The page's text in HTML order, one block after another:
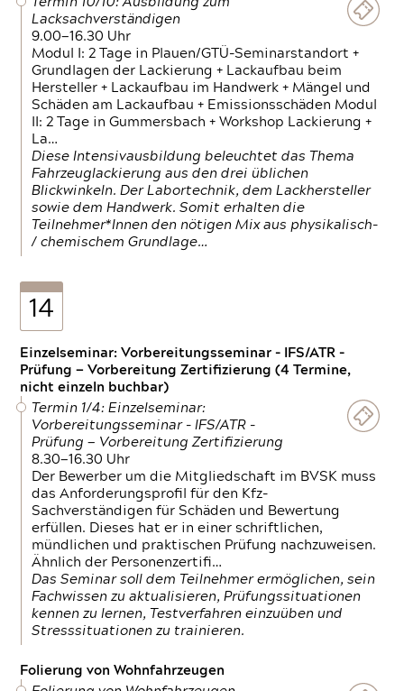
Lacksachverständigen
9.00—16.30 Uhr
Modul I: 2 Tage in Plauen/GTÜ-Seminarstandort +
Grundlagen der Lackierung + Lackaufbau beim
Hersteller + Lackaufbau im Handwerk + Mängel und
Schäden am Lackaufbau + Emissionsschäden Modul
II: 2 Tage in Gummersbach + Workshop Lackierung +
La…
Diese Intensivausbildung beleuchtet das Thema
Fahrzeuglackierung aus den drei üblichen
Blickwinkeln. Der Labortechnik, dem Lackhersteller
sowie dem Handwerk. Somit erhalten die
Teilnehmer*Innen den nötigen Mix aus physikalisch-
/ chemischem Grundlage…
14
Einzelseminar: Vorbereitungsseminar - IFS/ATR -
Prüfung — Vorbereitung Zertifizierung (4 Termine,
nicht einzeln buchbar)
Termin 1/4: Einzelseminar:
Vorbereitungsseminar - IFS/ATR -
Prüfung — Vorbereitung Zertifizierung
8.30—16.30 Uhr
Der Bewerber um die Mitgliedschaft im BVSK muss
das Anforderungsprofil für den Kfz-
Sachverständigen für Schäden und Bewertung
erfüllen. Dieses hat er in einer schriftlichen,
mündlichen und praktischen Prüfung nachzuweisen.
Ähnlich der Personenzertifi…
Das Seminar soll dem Teilnehmer ermöglichen, sein
Fachwissen zu aktualisieren, Prüfungssituationen
kennen zu lernen, Testverfahren einzuüben und
Stresssituationen zu trainieren.
Folierung von Wohnfahrzeugen